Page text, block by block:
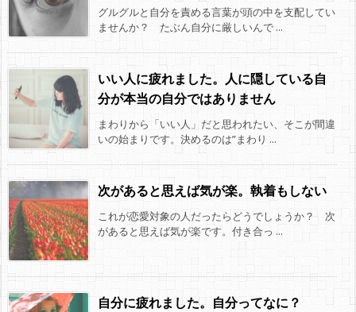
グルグルと自分を責める言葉が頭の中を支配してい
ませんか？ たぶん自分に厳しいんで ...
いい人に疲れました。人に隠している自
分が本当の自分ではありません
まわりから「いい人」だと思われたい、そこが間違
いの始まりです。決めるのは”まわり ...
次があると思えば気が楽。執着もしない
これが恋愛対象の人だったらどうでしょうか？ 次
があると思えば気が楽です。付き合っ ...
自分に疲れました。自分ってなに？